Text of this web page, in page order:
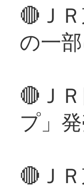
🔴Ｊ
の一
🔴Ｊ
プ」
🔴Ｊ